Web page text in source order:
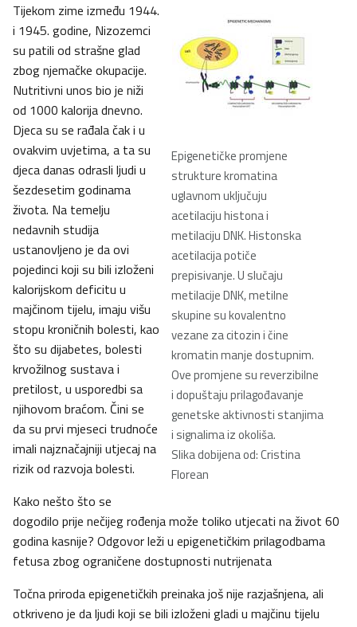
Epigenetičke promjene
strukture kromatina
uglavnom uključuju
acetilaciju histona i
metilaciju DNK. Histonska
acetilacija potiče
prepisivanje. U slučaju
metilacije DNK, metilne
skupine su kovalentno
vezane za citozin i čine
kromatin manje dostupnim.
Ove promjene su reverzibilne
i dopuštaju prilagođavanje
genetske aktivnosti stanjima
i signalima iz okoliša.
Slika dobijena od: Cristina
Florean
Tijekom zime između 1944.
i 1945. godine, Nizozemci
su patili od strašne glad
zbog njemačke okupacije.
Nutritivni unos bio je niži
od 1000 kalorija dnevno.
Djeca su se rađala čak i u
ovakvim uvjetima, a ta su
djeca danas odrasli ljudi u
šezdesetim godinama
života. Na temelju
nedavnih studija
ustanovljeno je da ovi
pojedinci koji su bili izloženi
kalorijskom deficitu u
majčinom tijelu, imaju višu
stopu kroničnih bolesti, kao
što su dijabetes, bolesti
krvožilnog sustava i
pretilost, u usporedbi sa
njihovom braćom. Čini se
da su prvi mjeseci trudnoće
imali najznačajniji utjecaj na
rizik od razvoja bolesti.
Kako nešto što se
dogodilo prije nečijeg rođenja može toliko utjecati na život 60
godina kasnije? Odgovor leži u epigenetičkim prilagodbama
fetusa zbog ograničene dostupnosti nutrijenata
Točna priroda epigenetičkih preinaka još nije razjašnjena, ali
otkriveno je da ljudi koji se bili izloženi gladi u majčinu tijelu